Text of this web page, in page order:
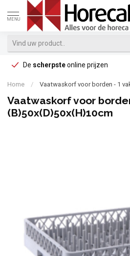
MENU
De scherpsteonline prijzen
Home / Vaatwaskorf voor borden - 1
Vaatwaskorf voor
(B)50x(D)50x(H)10cm